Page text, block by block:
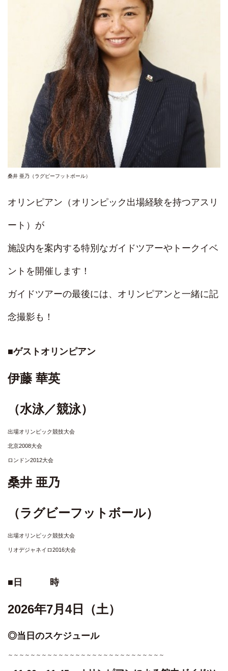
桑井 亜乃（ラグビーフットボール）
オリンピアン（オリンピック出場経験を持つアスリ
ート）が
施設内を案内する特別なガイドツアーやトークイベ
ントを開催します！
ガイドツアーの最後には、オリンピアンと一緒に記
念撮影も！
■ゲストオリンピアン
伊藤 華英
（水泳／競泳）
出場オリンピック競技大会
北京2008大会
ロンドン2012大会
桑井 亜乃
（ラグビーフットボール）
出場オリンピック競技大会
リオデジャネイロ2016大会
■日 時
2026年7月4日（土）
◎当日のスケジュール
～～～～～～～～～～～～～～～～～～～～～～～～～～～～